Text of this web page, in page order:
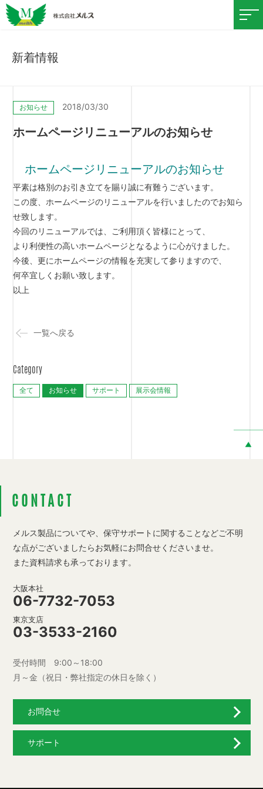
新着情報
一覧へ戻る
Category
全て お知らせ サポート 展示会情報
お知らせ 2018/03/30
ホームページリニューアルのお知らせ
ホームページリニューアルのお知らせ
平素は格別のお引き立てを賜り誠に有難うございます。
この度、ホームページのリニューアルを行いましたのでお知ら
せ致します。
今回のリニューアルでは、ご利用頂く皆様にとって、
より利便性の高いホームページとなるように心がけました。
今後、更にホームページの情報を充実して参りますので、
何卒宜しくお願い致します。
以上
CONTACT
メルス製品についてや、保守サポートに関することなどご不明
な点がございましたらお気軽にお問合せくださいませ。
また資料請求も承っております。
大阪本社
06-7732-7053
東京支店
03-3533-2160
受付時間 9:00～18:00
月～金（祝日・弊社指定の休日を除く）
お問合せ
サポート